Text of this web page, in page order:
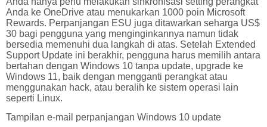
Anda ke OneDrive atau menukarkan 1000 poin Microsoft
Rewards. Perpanjangan ESU juga ditawarkan seharga US$
30 bagi pengguna yang menginginkannya namun tidak
bersedia memenuhi dua langkah di atas. Setelah Extended
Support Update ini berakhir, pengguna harus memilih antara
bertahan dengan Windows 10 tanpa update, upgrade ke
Windows 11, baik dengan mengganti perangkat atau
menggunakan hack, atau beralih ke sistem operasi lain
seperti Linux.
Tampilan e-mail perpanjangan Windows 10 update